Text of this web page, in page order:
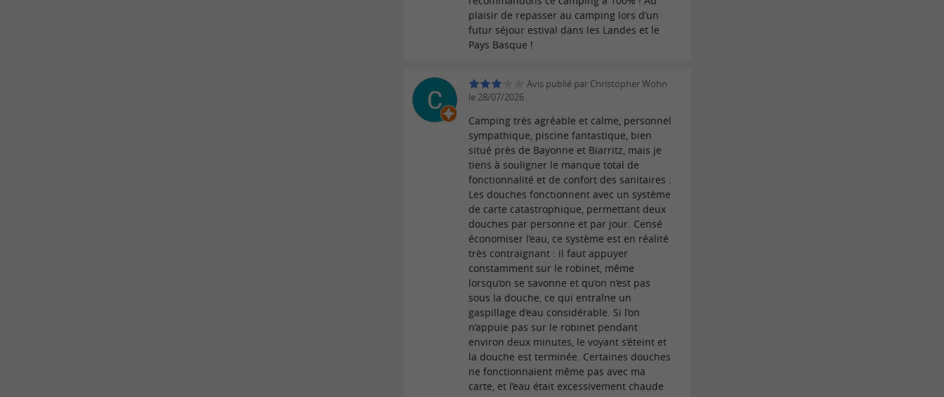
plaisir de repasser au camping lors d’un
futur séjour estival dans les Landes et le
Pays Basque !
Avis publié par Christopher Wohn
le 28/07/2026
Camping très agréable et calme, personnel
sympathique, piscine fantastique, bien
situé près de Bayonne et Biarritz, mais je
tiens à souligner le manque total de
fonctionnalité et de confort des sanitaires :
Les douches fonctionnent avec un système
de carte catastrophique, permettant deux
douches par personne et par jour. Censé
économiser l’eau, ce système est en réalité
très contraignant : il faut appuyer
constamment sur le robinet, même
lorsqu’on se savonne et qu’on n’est pas
sous la douche, ce qui entraîne un
gaspillage d’eau considérable. Si l’on
n’appuie pas sur le robinet pendant
environ deux minutes, le voyant s’éteint et
la douche est terminée. Certaines douches
ne fonctionnaient même pas avec ma
carte, et l’eau était excessivement chaude